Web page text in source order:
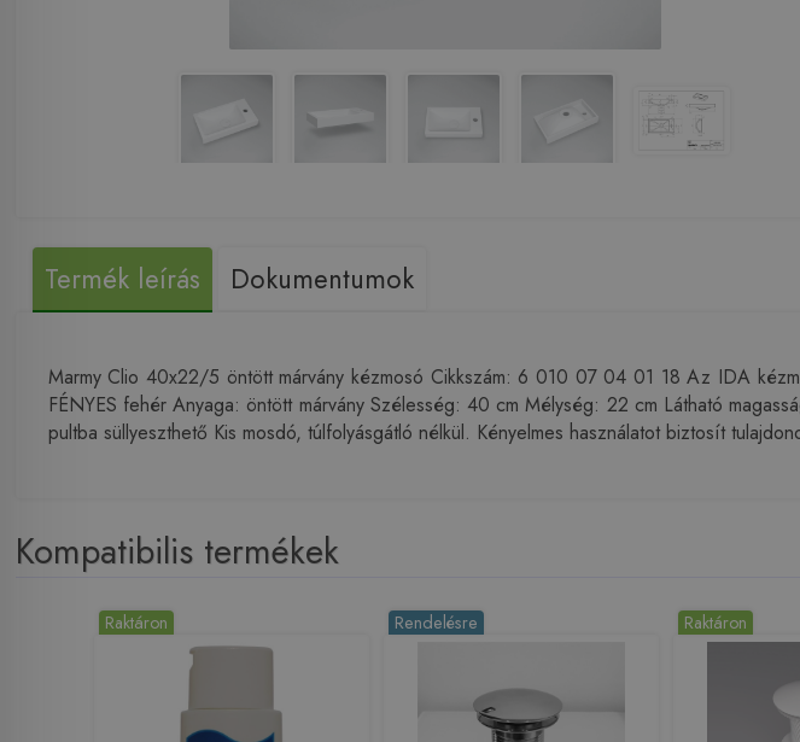
Termék leírás Dokumentumok
Marmy Clio 40x22/5 öntött márvány kézmosó Cikkszám: 6 010 07 04 01 18 Az IDA
FÉNYES fehér Anyaga: öntött márvány Szélesség: 40 cm Mélység: 22 cm Látható
pultba süllyeszthető Kis mosdó, túlfolyásgátló nélkül. Kényelmes használatot biztosít
Kompatibilis termékek
Raktáron Rendelésre Raktáron